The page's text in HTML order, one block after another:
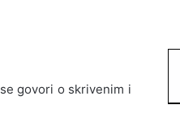
govori o skrivenim i